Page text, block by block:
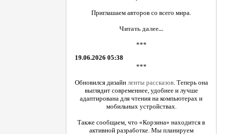
Приглашаем авторов со всего мира.
Читать далее...
***
19.06.2026 05:38
***
Обновился дизайн ленты рассказов. Теперь она
выглядит современнее, удобнее и лучше
адаптирована для чтения на компьютерах и
мобильных устройствах.
Также сообщаем, что «Корзина» находится в
активной разработке. Мы планируем